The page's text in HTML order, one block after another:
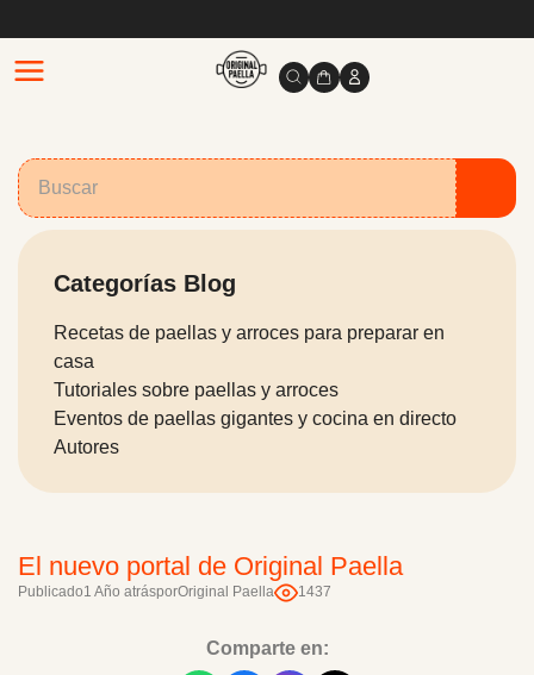
El nuevo portal de Original Paella
Publicado1 Año atrásporOriginal Paella 1437
Comparte en:
Categorías Blog
Recetas de paellas y arroces para preparar en
casa
Tutoriales sobre paellas y arroces
Eventos de paellas gigantes y cocina en directo
Autores